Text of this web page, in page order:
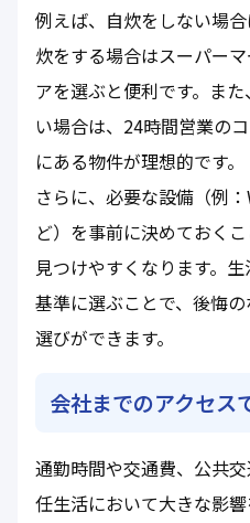
例えば、自炊をしない場
炊をする場合はスーパー
アを選ぶと便利です。ま
い場合は、24時間営業の
にある物件が理想的で
さらに、必要な設備（例
ど）を事前に決めておく
見つけやすくなります。
基準に選ぶことで、後悔
選びができます。
会社までのアクセス
通勤時間や交通費、公共
任生活において大きな